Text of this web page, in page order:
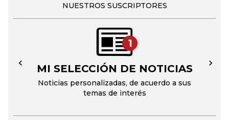
NUESTROS SUSCRIPTORES
1
MI SELECCIÓN DE NOTICIAS
Noticias personalizadas, de acuerdo a sus
temas de interés
← →